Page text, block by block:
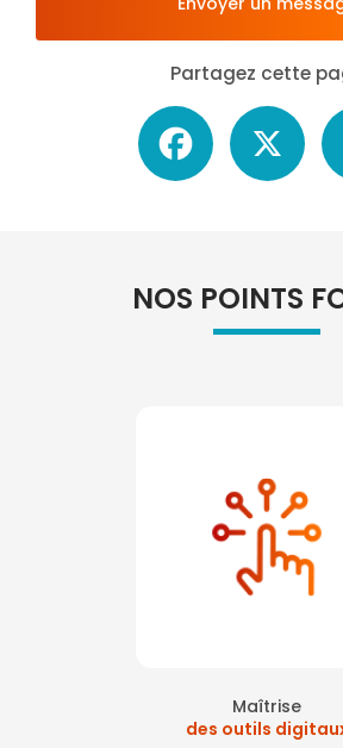
Partagez cette
Facebook
NOS POINTS
Maîtrise
des outils